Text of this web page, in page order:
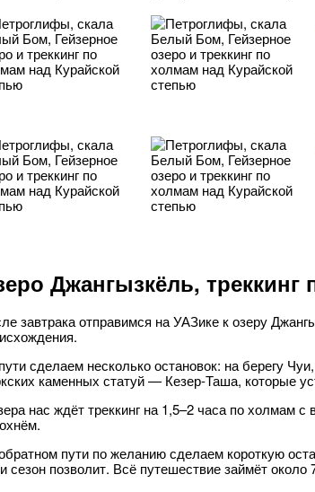
Джангызкёль, треккинг
завтрака отправимся на УАЗике к озеру
сделаем несколько остановок: на берегу
каменных статуй — Кезер-Таша, которые
нас ждёт треккинг на 1,5–2 часа по холмам
пути по желанию сделаем короткую
сезон позволит. Всё путешествие займёт около